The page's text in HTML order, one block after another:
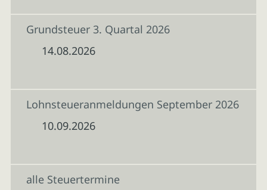
Grundsteuer 3. Quartal 2026
14.08.2026
Lohnsteueranmeldungen September 2026
10.09.2026
alle Steuertermine